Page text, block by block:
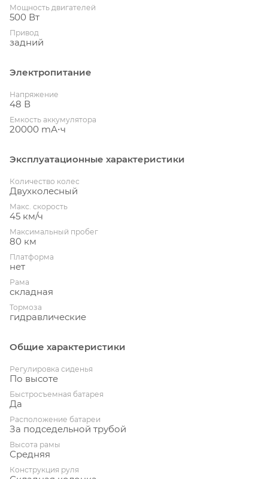
Мощность двигателей
500 Вт
Привод
задний
Электропитание
Напряжение
48 В
Емкость аккумулятора
20000 mА⋅ч
Эксплуатационные характеристики
Количество колес
Двухколесный
Макс. скорость
45 км/ч
Максимальный пробег
80 км
Платформа
нет
Рама
складная
Тормоза
гидравлические
Общие характеристики
Регулировка сиденья
По высоте
Быстросъемная батарея
Да
Расположение батареи
За подседельной трубой
Высота рамы
Средняя
Конструкция руля